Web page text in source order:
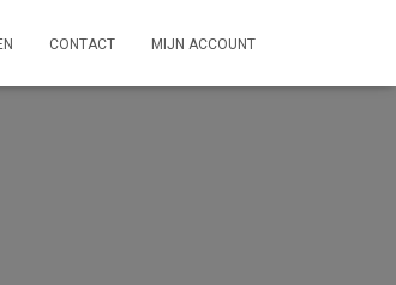
CONTACT MIJN ACCOUNT